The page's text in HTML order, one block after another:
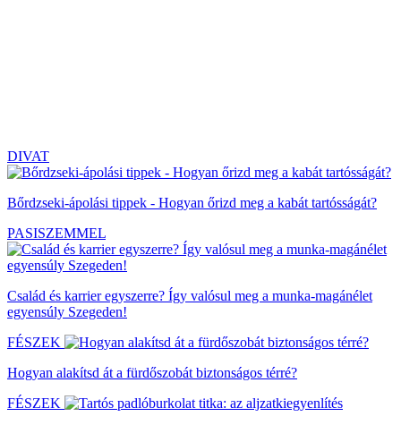
DIVAT
Bőrdzseki-ápolási tippek - Hogyan őrizd meg a kabát tartósságát?
PASISZEMMEL
Család és karrier egyszerre? Így valósul meg a munka-magánélet
egyensúly Szegeden!
FÉSZEK
Hogyan alakítsd át a fürdőszobát biztonságos térré?
FÉSZEK